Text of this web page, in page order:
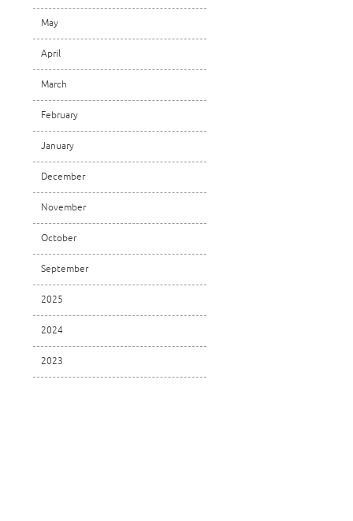
May
April
March
February
January
December
November
October
September
2025
2024
2023